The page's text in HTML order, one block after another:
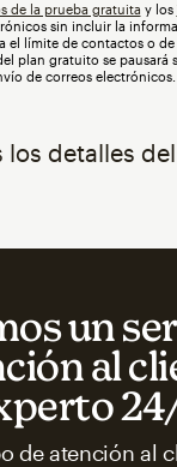
de la prueba gratuita y los
sin incluir la
el límite de contactos o
plan gratuito se pausará
de correos electrónicos.
los detalles
un
al
de atención al